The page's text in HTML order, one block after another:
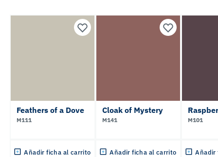
Feathers of a Dove
M111
Añadir ficha al carrito
Cloak of Mystery
M141
Añadir ficha al carrito
M101
Añadir